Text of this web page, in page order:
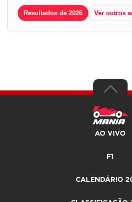
Resultados de 2026 Ver outros
AO VIVO
F1
CALENDÁRIO